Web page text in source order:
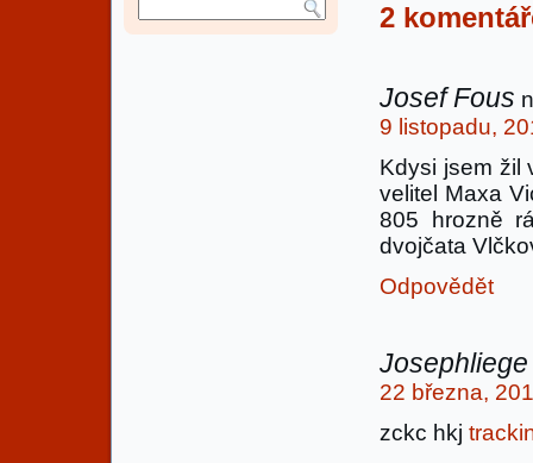
2
Josef Fous
9 listopadu,
Kdysi jsem žil
velitel Maxa
805 hrozně
dvojčata
Odpovědět
Josephliege
22 března,
zckc hkj